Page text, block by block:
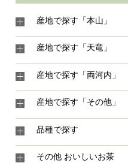
産地で探す「本山」
産地で探す「天竜」
産地で探す「両河内」
産地で探す「その他」
品種で探す
その他 おいしいお茶